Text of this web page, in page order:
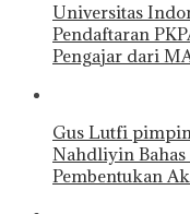
Universitas
Pendaftaran
Pengajar dari
Gus Lutfi
Nahdliyin
Pembentukan